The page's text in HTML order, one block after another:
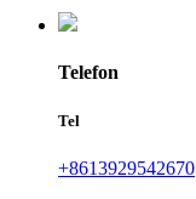
Telefon
Tel
+8613929542670